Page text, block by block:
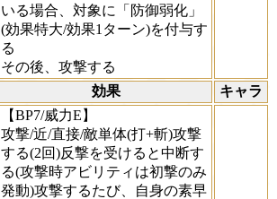
いる場合、対象に「防御弱化」
(効果特大/効果1ターン)を付与す
る
その後、攻撃する
効果 キャラ
【BP7/威力E】
攻撃/近/直接/敵単体(打+斬)攻撃
する(2回)反撃を受けると中断す
る(攻撃時アビリティは初撃のみ
発動)攻撃するたび、自身の素早